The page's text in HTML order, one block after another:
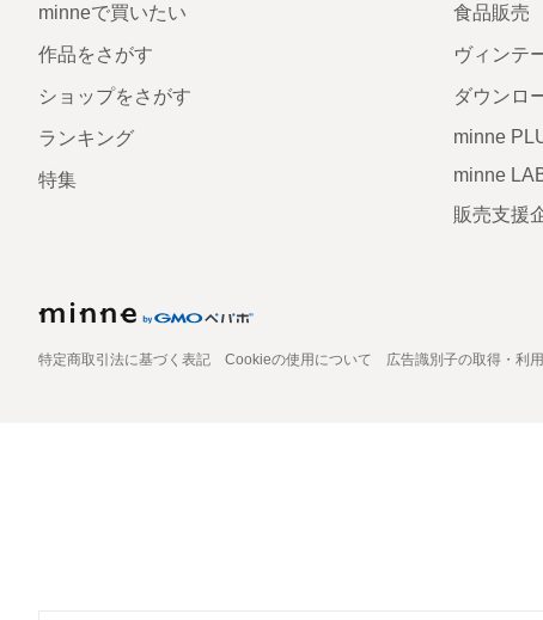
minneで買いたい
作品をさがす
ショップをさがす
ランキング
特集
食品販売
ヴィンテ
ダウンロ
minne
minne
販売支援
特定商取引法に基づく表記 Cookieの使用について 広告識別子の取得・利用